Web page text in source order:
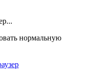
нормальную